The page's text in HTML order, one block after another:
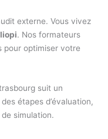
externe. Vous vivez
. Nos formateurs
pour optimiser votre
suit un
étapes d’évaluation,
simulation.